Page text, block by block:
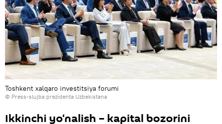
Toshkent xalqaro investitsiya forumi
© Press-slujba prezidenta Uzbekistana
Ikkinchi yo‘nalish – kapital bozorini